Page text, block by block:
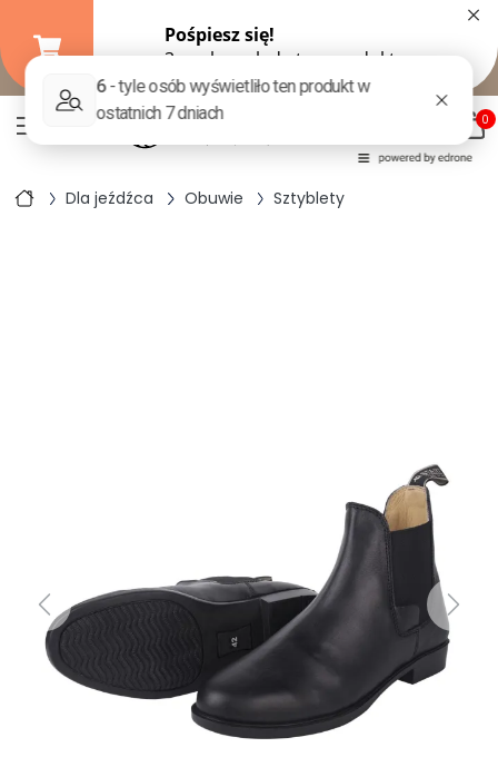
Darmowa dostawa od149,99 zł
299 zł pozostałe formy wysyłki
×
0
Dla jeźdźca Obuwie Sztyblety
Previous Next